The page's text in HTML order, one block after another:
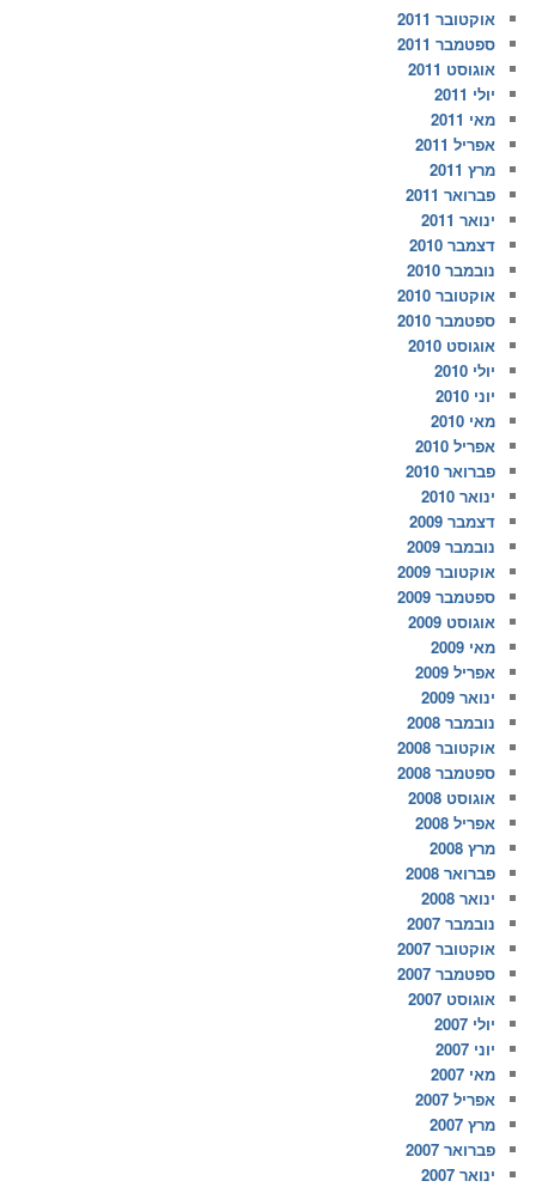
אוקטובר 2011
ספטמבר 2011
אוגוסט 2011
יולי 2011
מאי 2011
אפריל 2011
מרץ 2011
פברואר 2011
ינואר 2011
דצמבר 2010
נובמבר 2010
אוקטובר 2010
ספטמבר 2010
אוגוסט 2010
יולי 2010
יוני 2010
מאי 2010
אפריל 2010
פברואר 2010
ינואר 2010
דצמבר 2009
נובמבר 2009
אוקטובר 2009
ספטמבר 2009
אוגוסט 2009
מאי 2009
אפריל 2009
ינואר 2009
נובמבר 2008
אוקטובר 2008
ספטמבר 2008
אוגוסט 2008
אפריל 2008
מרץ 2008
פברואר 2008
ינואר 2008
נובמבר 2007
אוקטובר 2007
ספטמבר 2007
אוגוסט 2007
יולי 2007
יוני 2007
מאי 2007
אפריל 2007
מרץ 2007
פברואר 2007
ינואר 2007